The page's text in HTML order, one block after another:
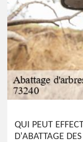
QUI PEUT
D'ABATTAGE